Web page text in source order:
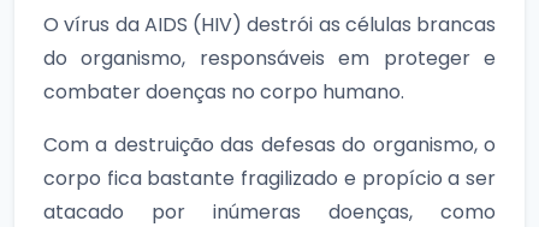
O vírus da AIDS (HIV) destrói as células brancas
do organismo, responsáveis em proteger e
combater doenças no corpo humano.
Com a destruição das defesas do organismo, o
corpo fica bastante fragilizado e propício a ser
atacado por inúmeras doenças, como